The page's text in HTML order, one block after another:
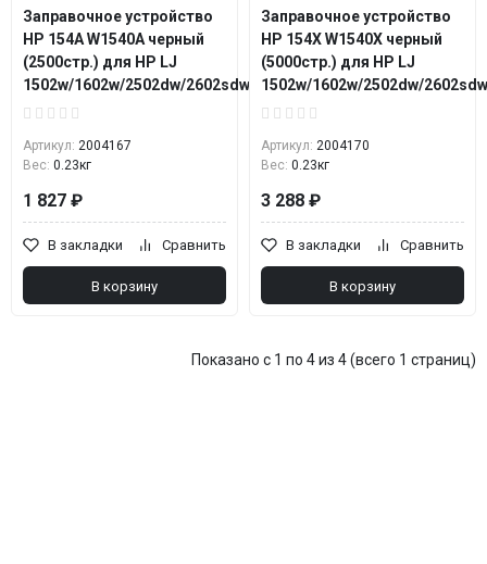
Заправочное устройство
HP 154A W1540A черный
(2500стр.) для HP LJ
1502w/1602w/2502dw/2602sdw
Артикул: 2004167
Вес: 0.23кг
1 827 ₽
В закладки Сравнить
В корзину
Заправочное устройство
HP 154X W1540X черный
(5000стр.) для HP LJ
1502w/1602w/2502dw/2602sdw
Артикул: 2004170
Вес: 0.23кг
3 288 ₽
В закладки Сравнить
В корзину
Показано с 1 по 4 из 4 (всего 1 страниц)